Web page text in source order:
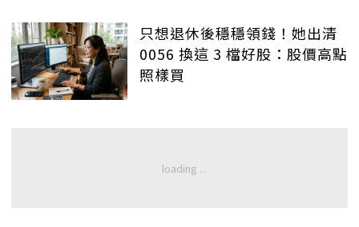
只想退休後穩穩領錢！她出清
0056 換這 3 檔好股：股價高點
照樣買